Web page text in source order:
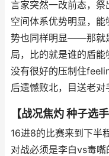
言家突然一改前态，
空间体系优势明显，
势也同样明显——那就
局，比的就是谁的盾
没有很好的压制住
后遗憾败北，目送老对
【战况焦灼 种子选
16进8的比赛来到下半
对战必须是李白vs毒